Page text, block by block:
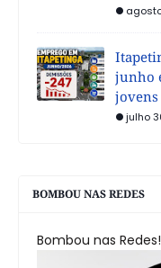
junho
julho
BOMBOU NAS REDES
Bombou nas Redes!